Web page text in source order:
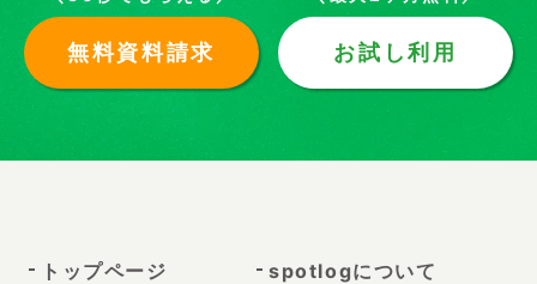
無料資料請求 お試し利用
トップページ
spotlogについて